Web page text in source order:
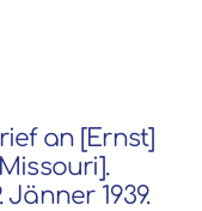
an [Ernst]
1939.